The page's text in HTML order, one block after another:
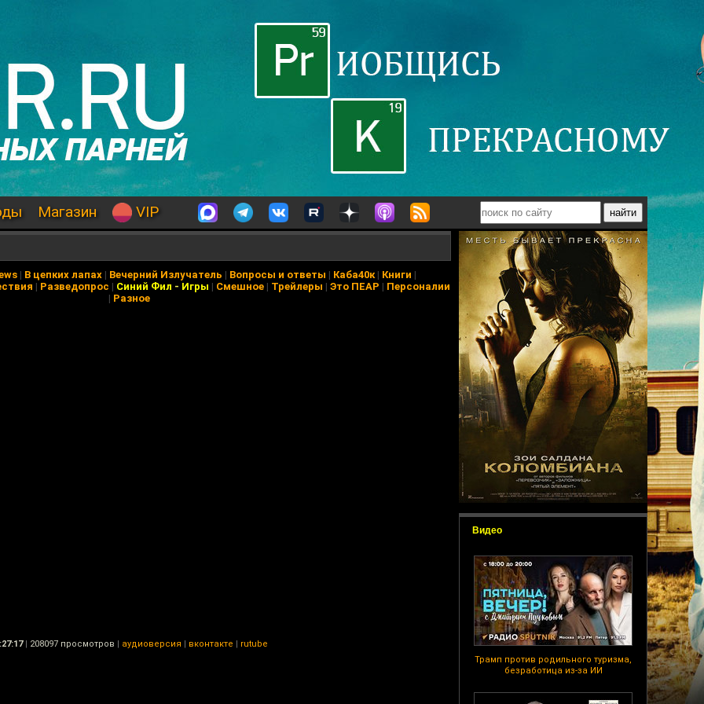
Магазин VIP
Видео
Трамп против родильного туризма,
безработица из-за ИИ
| В цепких лапах | Вечерний Излучатель | Вопросы и ответы | Каба40к| Книги |
| Разведопрос | Синий Фил - Игры | Смешное| Трейлеры | Это ПЕАР | Персоналии
| Разное
| 208097 просмотров | аудиоверсия | вконтакте | rutube